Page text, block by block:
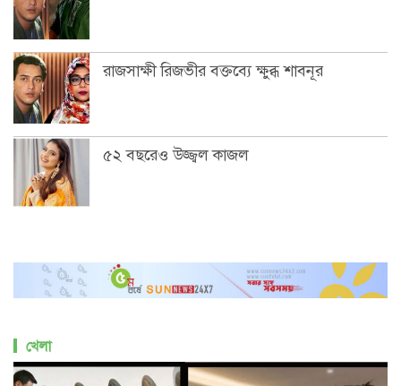
রাজসাক্ষী রিজভীর বক্তব্যে ক্ষুব্ধ শাবনূর
৫২ বছরেও উজ্জ্বল কাজল
খেলা